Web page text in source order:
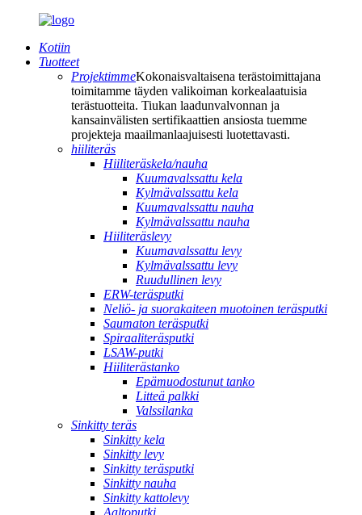
Kotiin
Tuotteet
ProjektimmeKokonaisvaltaisena terästoimittajana
toimitamme täyden valikoiman korkealaatuisia
terästuotteita. Tiukan laadunvalvonnan ja
kansainvälisten sertifikaattien ansiosta tuemme
projekteja maailmanlaajuisesti luotettavasti.
hiiliteräs
Hiiliteräskela/nauha
Kuumavalssattu kela
Kylmävalssattu kela
Kuumavalssattu nauha
Kylmävalssattu nauha
Hiiliteräslevy
Kuumavalssattu levy
Kylmävalssattu levy
Ruudullinen levy
ERW-teräsputki
Neliö- ja suorakaiteen muotoinen teräsputki
Saumaton teräsputki
Spiraaliteräsputki
LSAW-putki
Hiiliterästanko
Epämuodostunut tanko
Litteä palkki
Valssilanka
Sinkitty teräs
Sinkitty kela
Sinkitty levy
Sinkitty teräsputki
Sinkitty nauha
Sinkitty kattolevy
Aaltoputki